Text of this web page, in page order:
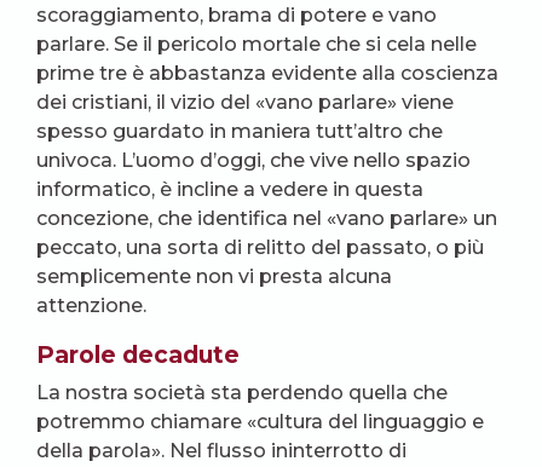
scoraggiamento, brama di potere e vano
parlare. Se il pericolo mortale che si cela nelle
prime tre è abbastanza evidente alla coscienza
dei cristiani, il vizio del «vano parlare» viene
spesso guardato in maniera tutt’altro che
univoca. L’uomo d’oggi, che vive nello spazio
informatico, è incline a vedere in questa
concezione, che identifica nel «vano parlare» un
peccato, una sorta di relitto del passato, o più
semplicemente non vi presta alcuna
attenzione.
Parole decadute
La nostra società sta perdendo quella che
potremmo chiamare «cultura del linguaggio e
della parola». Nel flusso ininterrotto di